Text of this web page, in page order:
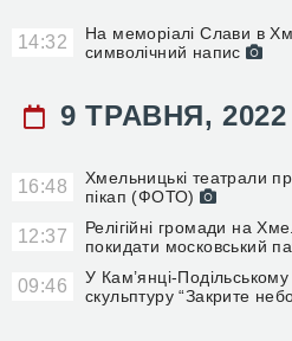
14:32
На меморіалі Слави в
символічний напис
9 ТРАВНЯ, 2022
16:48
Хмельницькі театрали
пікап (ФОТО)
12:37
Релігійні громади на
покидати московський
09:46
У Кам’янці-
скульптуру “Закрите